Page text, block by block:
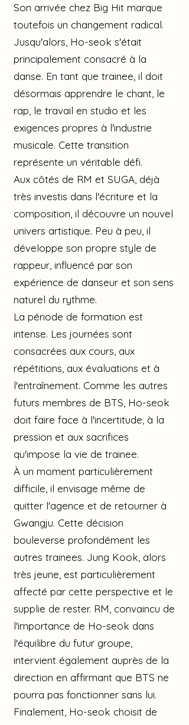
Son arrivée chez Big Hit marque
toutefois un changement radical.
Jusqu'alors, Ho-seok s'était
principalement consacré à la
danse. En tant que trainee, il doit
désormais apprendre le chant, le
rap, le travail en studio et les
exigences propres à l'industrie
musicale. Cette transition
représente un véritable défi.
Aux côtés de RM et SUGA, déjà
très investis dans l'écriture et la
composition, il découvre un nouvel
univers artistique. Peu à peu, il
développe son propre style de
rappeur, influencé par son
expérience de danseur et son sens
naturel du rythme.
La période de formation est
intense. Les journées sont
consacrées aux cours, aux
répétitions, aux évaluations et à
l'entraînement. Comme les autres
futurs membres de BTS, Ho-seok
doit faire face à l'incertitude, à la
pression et aux sacrifices
qu'impose la vie de trainee.
À un moment particulièrement
difficile, il envisage même de
quitter l'agence et de retourner à
Gwangju. Cette décision
bouleverse profondément les
autres trainees. Jung Kook, alors
très jeune, est particulièrement
affecté par cette perspective et le
supplie de rester. RM, convaincu de
l'importance de Ho-seok dans
l'équilibre du futur groupe,
intervient également auprès de la
direction en affirmant que BTS ne
pourra pas fonctionner sans lui.
Finalement, Ho-seok choisit de